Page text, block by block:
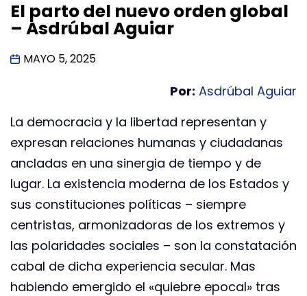
El parto del nuevo orden global
– Asdrúbal Aguiar
MAYO 5, 2025
Por: Asdrúbal Aguiar
La democracia y la libertad representan y
expresan relaciones humanas y ciudadanas
ancladas en una sinergia de tiempo y de
lugar. La existencia moderna de los Estados y
sus constituciones políticas – siempre
centristas, armonizadoras de los extremos y
las polaridades sociales – son la constatación
cabal de dicha experiencia secular. Mas
habiendo emergido el «quiebre epocal» tras